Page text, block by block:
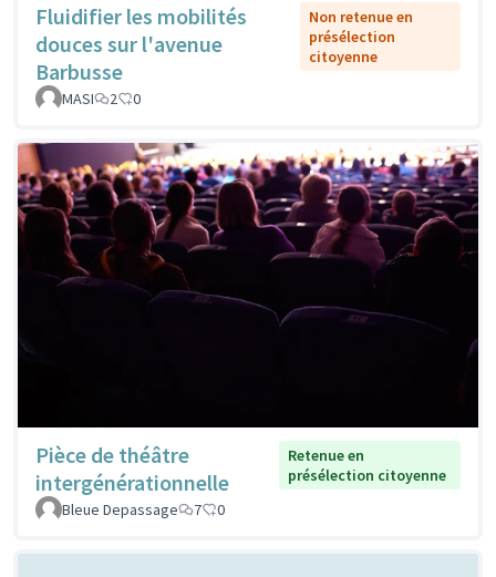
Fluidifier les mobilités
douces sur l'avenue
Barbusse
Non retenue en
présélection
citoyenne
MASI 2 0
Pièce de théâtre
intergénérationnelle
Retenue en
présélection citoyenne
Bleue Depassage
7 0